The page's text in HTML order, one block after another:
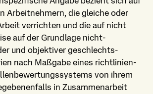
Arbeitnehmern, die gleiche oder
verrichten und die auf nicht
auf der Grundlage nicht­
und objektiver geschlechts­
nach Maßgabe eines richtlinien­
von ihrem
in Zusammenarbeit